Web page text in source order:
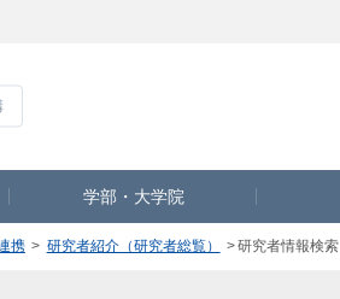
学部・大学院
携 研究者紹介（研究者総覧） 研究者情報検索